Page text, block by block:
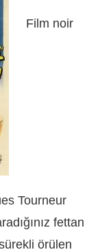
Film noir
Tourneur
fettan
örülen